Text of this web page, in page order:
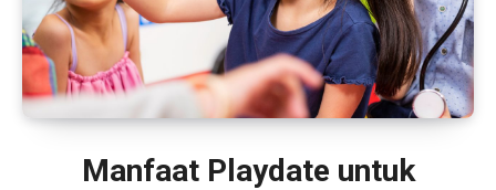
Manfaat Playdate untuk